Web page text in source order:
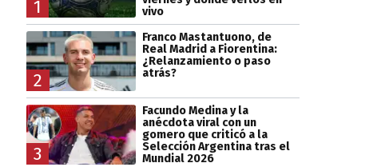
1
vivo
2
Franco Mastantuono, de
Real Madrid a Fiorentina:
¿Relanzamiento o paso
atrás?
3
Facundo Medina y la
anécdota viral con un
gomero que criticó a la
Selección Argentina tras el
Mundial 2026